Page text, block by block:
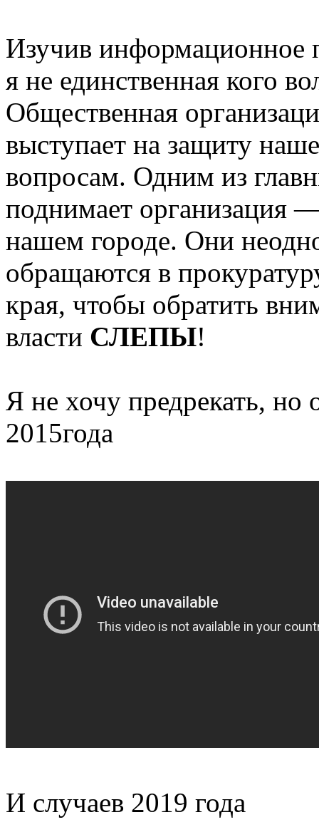
Изучив информационное
я не единственная кого
Общественная
выступает на защиту
вопросам. Одним из
поднимает организация
нашем городе. Они
обращаются в
края, чтобы обратить
власти СЛЕПЫ!
Я не хочу предрекать, но
2015года
И случаев 2019 года